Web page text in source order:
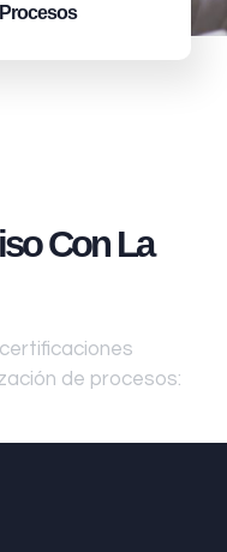
Con La
de procesos: